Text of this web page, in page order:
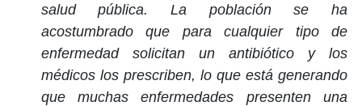
salud pública. La población se ha
acostumbrado que para cualquier tipo de
enfermedad solicitan un antibiótico y los
médicos los prescriben, lo que está generando
que muchas enfermedades presenten una